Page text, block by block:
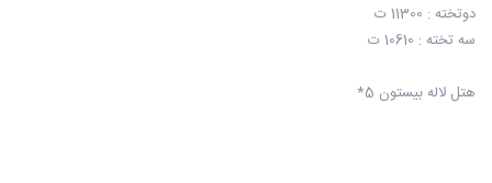
دوتخته : 11300 ت
سه تخته : 10610 ت
هتل لاله بیستون 5*